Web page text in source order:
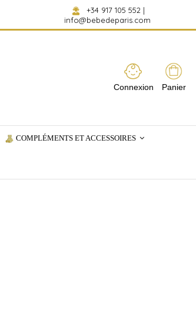
+34 917 105 552 |
info@bebedeparis.com
Connexion Panier
COMPLÉMENTS ET ACCESSOIRES